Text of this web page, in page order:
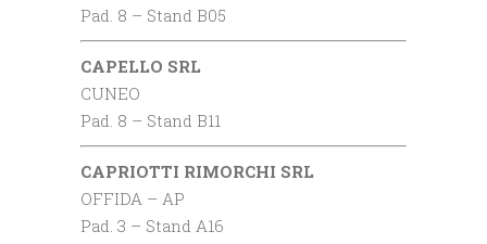
Pad. 8 – Stand B05
CAPELLO SRL
CUNEO
Pad. 8 – Stand B11
CAPRIOTTI RIMORCHI SRL
OFFIDA – AP
Pad. 3 – Stand A16